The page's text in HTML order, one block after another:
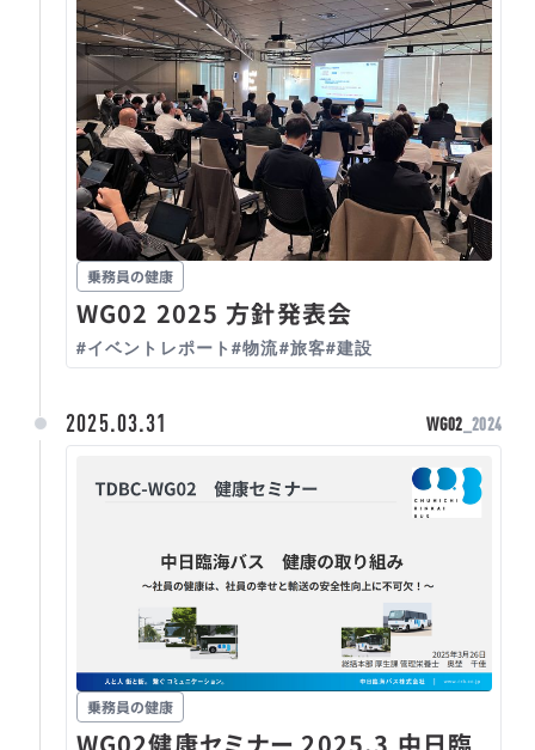
乗務員の健康
WG02 2025 方針発表会
#イベントレポート#物流#旅客#建設
2025.03.31 WG02 _2024
乗務員の健康